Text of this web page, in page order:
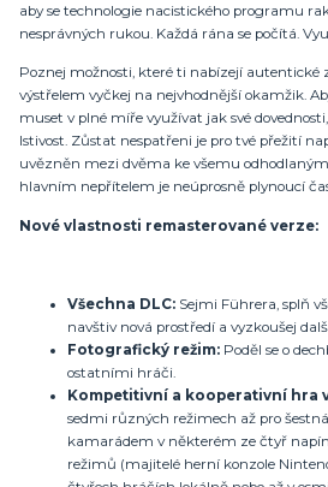
aby se technologie nacistického programu
nesprávných rukou. Každá rána se počítá.
Poznej možnosti, které ti nabízejí autentické
výstřelem vyčkej na nejvhodnější okamžik.
muset v plné míře využívat jak své
lstivost. Zůstat nespatřeni je pro tvé přežití
uvězněn mezi dvěma ke všemu
hlavním nepřítelem je neúprosně plynoucí
Nové vlastnosti remasterované verze:
Všechna DLC: Sejmi Führera, splň
navštiv nová prostředí a vyzkoušej
Fotografický režim: Poděl se o
ostatními hráči.
Kompetitivní a kooperativní hra
sedmi různých režimech až pro
kamarádem v některém ze čtyř
režimů (majitelé herní konzole